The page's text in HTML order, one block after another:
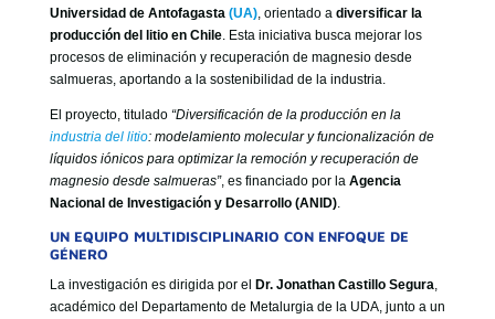
Universidad de Antofagasta (UA), orientado a diversificar la
producción del litio en Chile. Esta iniciativa busca mejorar los
procesos de eliminación y recuperación de magnesio desde
salmueras, aportando a la sostenibilidad de la industria.
El proyecto, titulado “Diversificación de la producción en la
industria del litio: modelamiento molecular y funcionalización de
líquidos iónicos para optimizar la remoción y recuperación de
magnesio desde salmueras”, es financiado por la Agencia
Nacional de Investigación y Desarrollo (ANID).
UN EQUIPO MULTIDISCIPLINARIO CON ENFOQUE DE
GÉNERO
La investigación es dirigida por el Dr. Jonathan Castillo Segura
académico del Departamento de Metalurgia de la UDA, junto a un